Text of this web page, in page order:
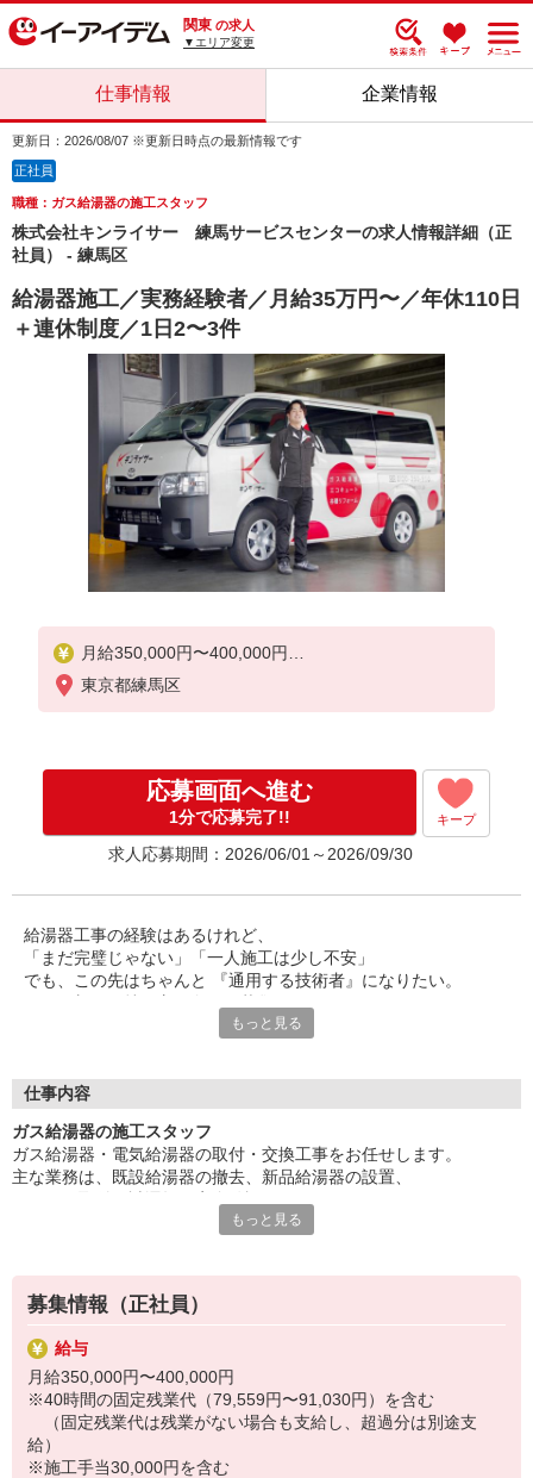
関東 の求人
▼エリア変更
仕事情報 企業情報
更新日：2026/08/07 ※更新日時点の最新情報です
正社員
職種：ガス給湯器の施工スタッフ
株式会社キンライサー 練馬サービスセンターの求人情報詳細（正
社員） - 練馬区
給湯器施工／実務経験者／月給35万円〜／年休110日
＋連休制度／1日2〜3件
月給350,000円〜400,000円
※40時間の固定残業代（79,559円〜91,030円）を含
む
※施工手当30,000円を含む
※各種資格手当別途支給（第二種電気工事士5,000円
、液化石油ガス設備士12,000円、給水装置工事主任
技術者8,000円）
ます。
【年収例】
■入社3年目
年収521万円（内訳：月給40万円、資格手当年間6万
円、決算賞与35万円）
年収648万円（内訳：月給50万円、資格手当年間6万
円、決算賞与42万円）
東京都練馬区
応募画面へ進む
1分で応募完了!! キープ
求人応募期間：2026/06/01～2026/09/30
給湯器工事の経験はあるけれど、
「まだ完璧じゃない」「一人施工は少し不安」
でも、この先はちゃんと 『通用する技術者』になりたい。
年間休日110日＋連続休暇制度があり
■経験年数の浅い方も安心
工事内容や担当範囲は、スキルに応じて段階的に調整。
分からないことはすぐ相談できます。
1日2〜3件が基本。
営業・事務・コールセンターと分業しており、施工に集中できる
環境です。
もっと見る
仕事内容
ガス給湯器の施工スタッフ
ガス給湯器・電気給湯器の取付・交換工事をお任せします。
主な業務は、既設給湯器の撤去、新品給湯器の設置、
経験に応じて単独施工または先輩同行からスタート。
※いきなり難しい工事を一人で任せることはありません。
【働きやすさのポイント】
・1日あたり2〜3件
・工事情報は事前共有
・事務作業は拠点スタッフが対応
・クレーム一次対応はコールセンターが対応
もっと見る
募集情報（正社員）
給与
月給350,000円〜400,000円
※40時間の固定残業代（79,559円〜91,030円）を含む
（固定残業代は残業がない場合も支給し、超過分は別途支
給）
※施工手当30,000円を含む